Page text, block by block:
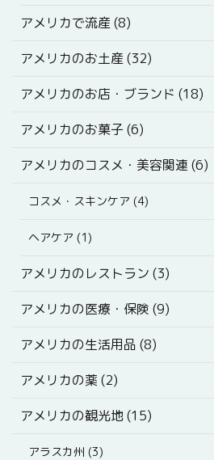
アメリカで流産 (8)
アメリカのお土産 (32)
アメリカのお店・ブランド (18)
アメリカのお菓子 (6)
アメリカのコスメ・美容関連 (6)
コスメ・スキンケア (4)
ヘアケア (1)
アメリカのレストラン (3)
アメリカの医療・保険 (9)
アメリカの生活用品 (8)
アメリカの薬 (2)
アメリカの観光地 (15)
アラスカ州 (3)